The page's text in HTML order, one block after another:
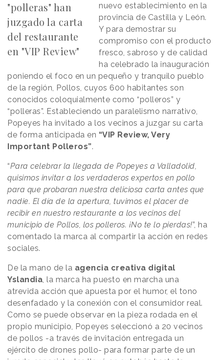
"polleras" han
juzgado la carta
del restaurante
en "VIP Review"
nuevo establecimiento en la
provincia de Castilla y León.
Y para demostrar su
compromiso con el producto
fresco, sabroso y de calidad
ha celebrado la inauguración
poniendo el foco en un pequeño y tranquilo pueblo
de la región, Pollos, cuyos 600 habitantes son
conocidos coloquialmente como “polleros” y
“polleras”. Estableciendo un paralelismo narrativo,
Popeyes ha invitado a los vecinos a juzgar su carta
de forma anticipada en “VIP Review, Very
Important Polleros”.
“Para celebrar la llegada de Popeyes a Valladolid,
quisimos invitar a los verdaderos expertos en pollo
para que probaran nuestra deliciosa carta antes que
nadie. El día de la apertura, tuvimos el placer de
recibir en nuestro restaurante a los vecinos del
municipio de Pollos, los polleros. ¡No te lo pierdas!”, ha
comentado la marca al compartir la acción en redes
sociales.
De la mano de la agencia creativa digital
Yslandia, la marca ha puesto en marcha una
atrevida acción que apuesta por el humor, el tono
desenfadado y la conexión con el consumidor real.
Como se puede observar en la pieza rodada en el
propio municipio, Popeyes seleccionó a 20 vecinos
de pollos -a través de invitación entregada un
ejército de drones pollo- para formar parte de un